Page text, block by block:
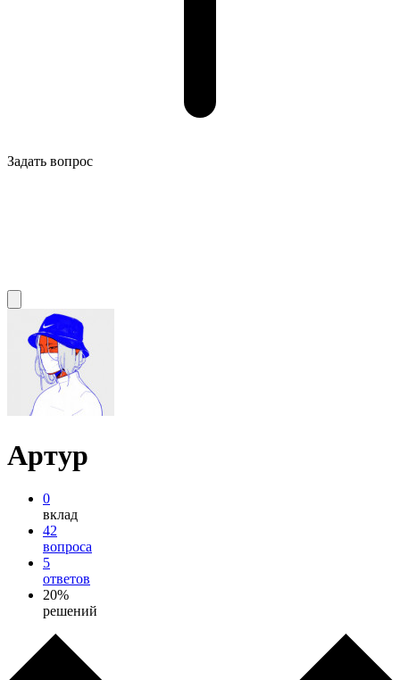
Задать вопрос
Артур
0
вклад
42
вопроса
5
ответов
20%
решений